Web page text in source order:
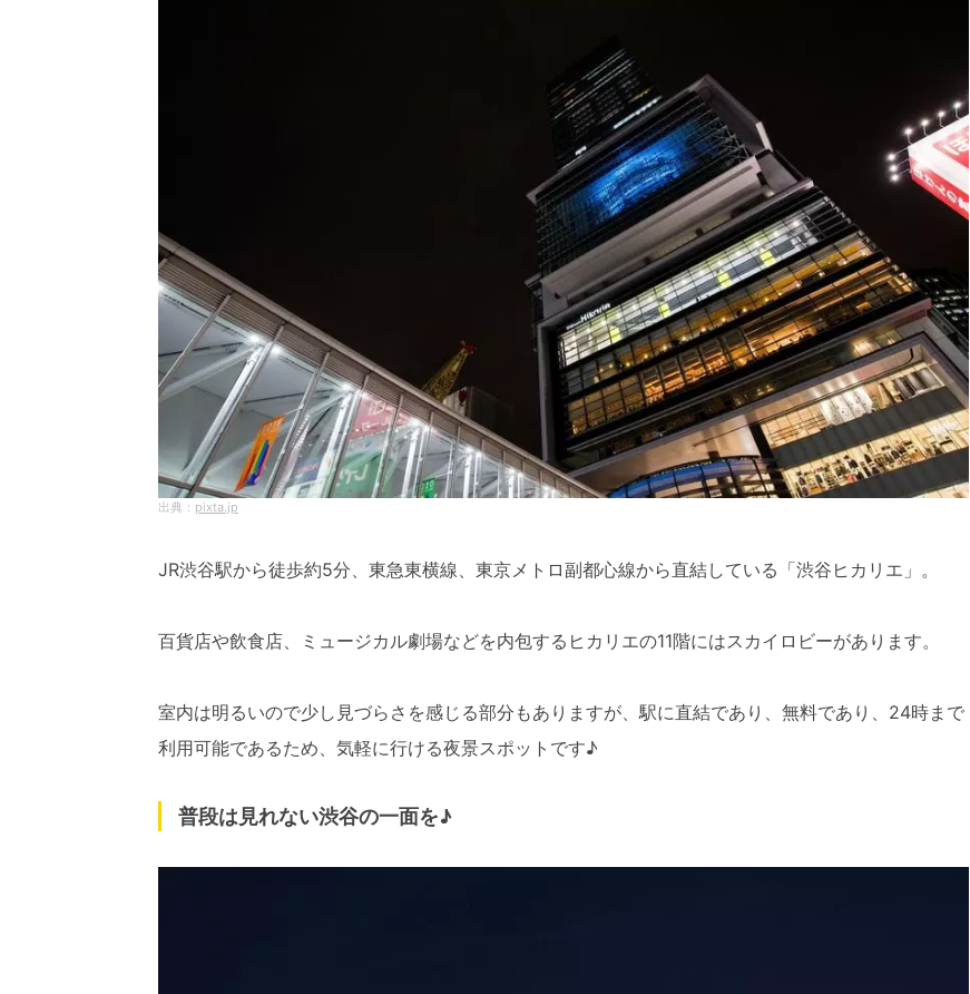
pixta.jp
JR渋谷駅から徒歩約5分、東急東横線、東京メトロ副都心線から直結している「渋谷ヒカリエ」。
百貨店や飲食店、ミュージカル劇場などを内包するヒカリエの11階にはスカイロビーがあります。
室内は明るいので少し見づらさを感じる部分もありますが、駅に直結であり、無料であり、24時まで
利用可能であるため、気軽に行ける夜景スポットです♪
普段は見れない渋谷の一面を♪